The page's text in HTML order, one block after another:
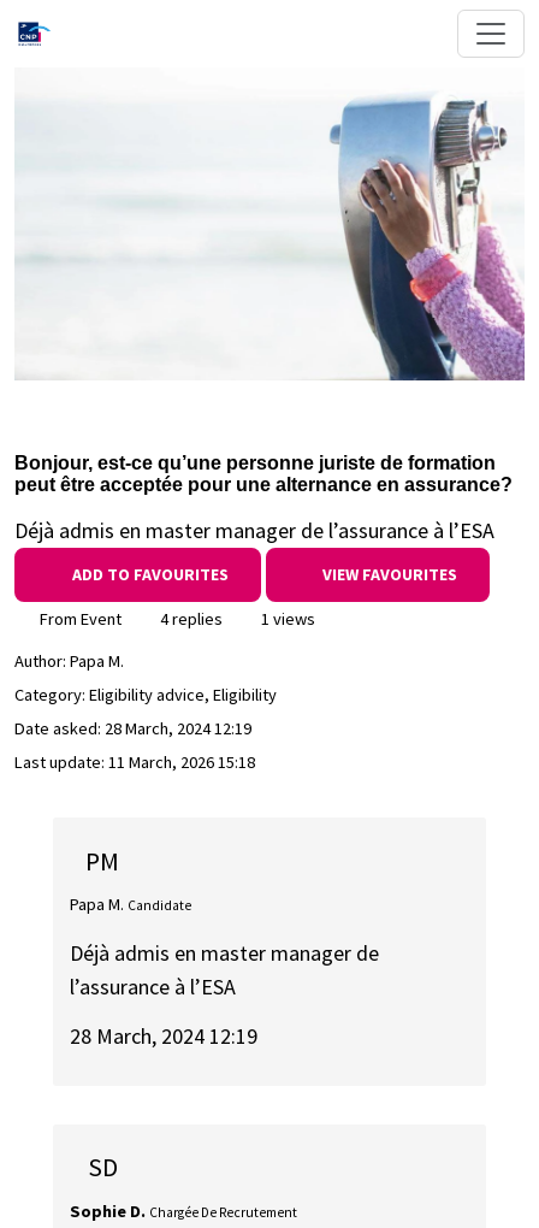
Bonjour, est-ce qu’une personne juriste de formation
peut être acceptée pour une alternance en assurance?
Déjà admis en master manager de l’assurance à l’ESA
ADD TO FAVOURITES VIEW FAVOURITES
From Event 4 replies
1 views
Author: Papa M.
Category: Eligibility advice, Eligibility
Date asked: 28 March, 2024 12:19
Last update: 11 March, 2026 15:18
PM
Papa M. Candidate
Déjà admis en master manager de
l’assurance à l’ESA
28 March, 2024 12:19
SD
Sophie D. Chargée De Recrutement